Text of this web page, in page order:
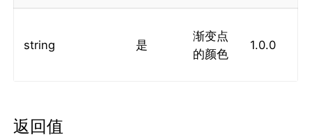
string 是
渐变点
的颜色
1.0.0
返回值